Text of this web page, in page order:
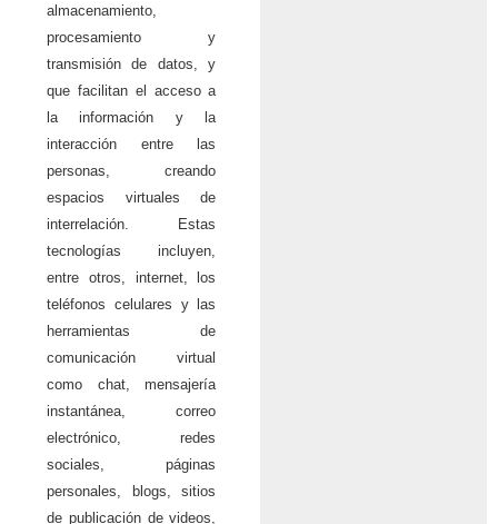
almacenamiento,
procesamiento y
transmisión de datos, y
que facilitan el acceso a
la información y la
interacción entre las
personas, creando
espacios virtuales de
interrelación. Estas
tecnologías incluyen,
entre otros, internet, los
teléfonos celulares y las
herramientas de
comunicación virtual
como chat, mensajería
instantánea, correo
electrónico, redes
sociales, páginas
personales, blogs, sitios
de publicación de videos,